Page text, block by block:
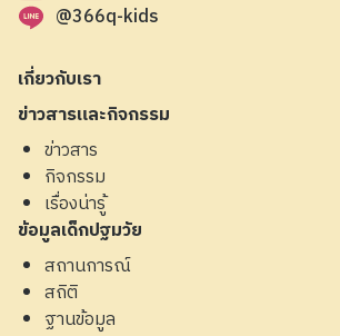
เกี่ยวกับเรา
ข่าวสารและกิจกรรม
ข่าวสาร
กิจกรรม
เรื่องน่ารู้
ข้อมูลเด็กปฐมวัย
สถานการณ์
สถิติ
ฐานข้อมูล
@366q-kids